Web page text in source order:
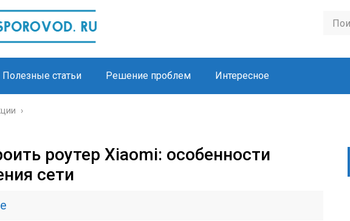
Полезные статьи Решение проблем Интересное
›
роутер Xiaomi: особенности
сети